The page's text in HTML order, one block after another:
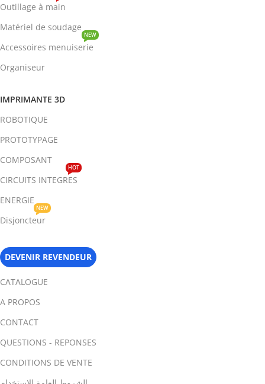
Outillage à main
Matériel de soudage
Accessoires menuiserie
NEW
Organiseur
IMPRIMANTE 3D
ROBOTIQUE
PROTOTYPAGE
COMPOSANT
CIRCUITS INTEGRES
HOT
ENERGIE
Disjoncteur
NEW
DEVENIR REVENDEUR
CATALOGUE
A PROPOS
CONTACT
QUESTIONS - REPONSES
CONDITIONS DE VENTE